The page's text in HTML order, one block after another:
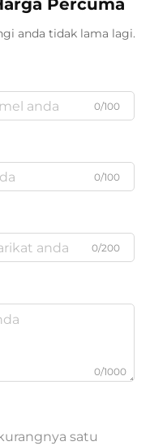
Percuma
anda tidak lama lagi.
0/100
0/100
0/200
0/1000
satu